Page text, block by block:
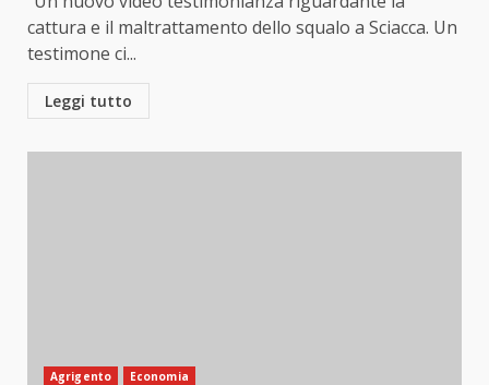
cattura e il maltrattamento dello squalo a Sciacca. Un
testimone ci...
Leggi tutto
Agrigento Economia